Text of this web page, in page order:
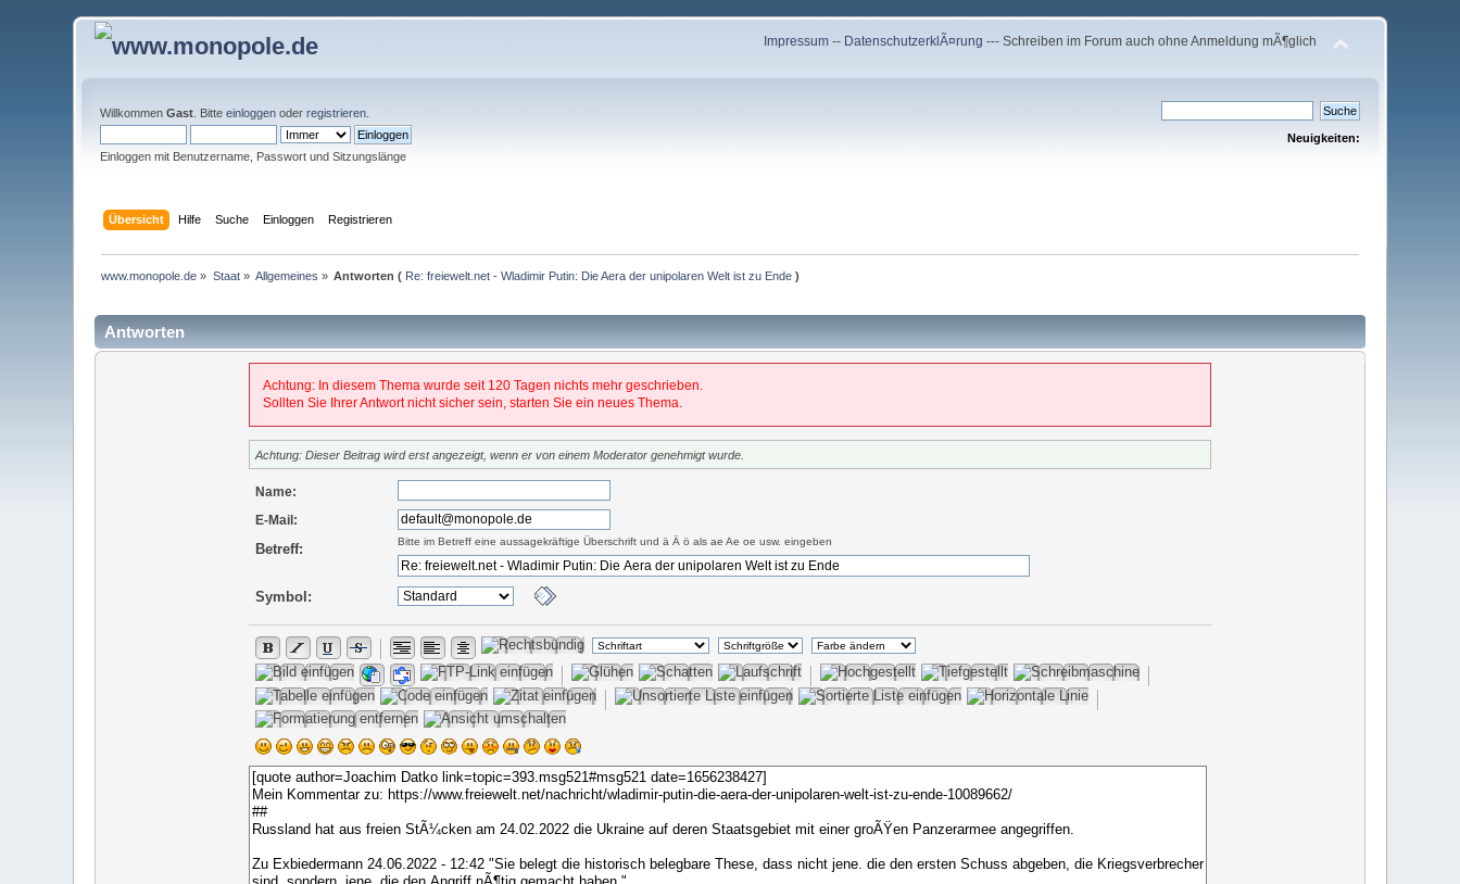
Impressum -- DatenschutzerklÃ¤rung --- Schreiben im Forum auch ohne Anmeldung mÃ¶glich
WillkommenGast . Bitteeinloggen oderregistrieren
Einloggen mit Benutzername, Passwort und Sitzungslänge
Neuigkeiten:
Übersicht Hilfe Suche Einloggen Registrieren
www.monopole.de » Staat» Allgemeines » Antworten ( Re: freiewelt.net - Wladimir Putin: Die Aera der unipolaren Welt ist zu Ende )
Antworten
Achtung: In diesem Thema wurde seit 120 Tagen nichts mehr geschrieben.
Sollten Sie Ihrer Antwort nicht sicher sein, starten Sie ein neues Thema.
Achtung: Dieser Beitrag wird erst angezeigt, wenn er von einem Moderator genehmigt wurde.
Name:
E-Mail:
Bitte im Betreff eine aussagekräftige Überschrift und ä Ä ö als ae Ae oe usw. eingeben
Betreff:
Symbol: